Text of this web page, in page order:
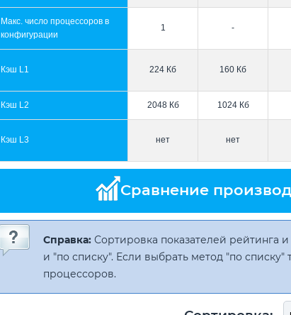
Макс. число процессоров в
конфигурации
1 -
Кэш L1 224 Кб 160 Кб
Кэш L2 2048 Кб 1024 Кб
Кэш L3 нет нет
Сравнение
Справка: Сортировка показателей рейтинга
и "по списку". Если выбрать метод "по
процессоров.